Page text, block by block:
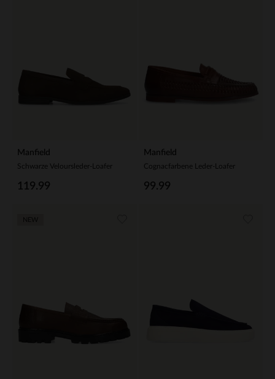
Manfield
Schwarze Veloursleder-Loafer
119.99
Manfield
Cognacfarbene Leder-Loafer
99.99